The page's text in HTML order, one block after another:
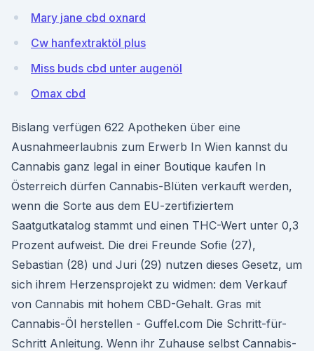
Mary jane cbd oxnard
Cw hanfextraktöl plus
Miss buds cbd unter augenöl
Omax cbd
Bislang verfügen 622 Apotheken über eine
Ausnahmeerlaubnis zum Erwerb In Wien kannst du
Cannabis ganz legal in einer Boutique kaufen In
Österreich dürfen Cannabis-Blüten verkauft werden,
wenn die Sorte aus dem EU-zertifiziertem
Saatgutkatalog stammt und einen THC-Wert unter 0,3
Prozent aufweist. Die drei Freunde Sofie (27),
Sebastian (28) und Juri (29) nutzen dieses Gesetz, um
sich ihrem Herzensprojekt zu widmen: dem Verkauf
von Cannabis mit hohem CBD-Gehalt. Gras mit
Cannabis-Öl herstellen - Guffel.com Die Schritt-für-
Schritt Anleitung. Wenn ihr Zuhause selbst Cannabis-